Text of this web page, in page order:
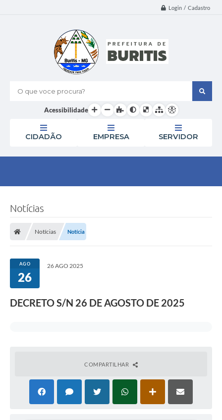
Login / Cadastro
O que voce procura?
Acessibilidade
CIDADÃO EMPRESA SERVIDOR
Notícias
Notícias Notícia
AGO
26
26 AGO 2025
DECRETO S/N 26 DE AGOSTO DE 2025
COMPARTILHAR